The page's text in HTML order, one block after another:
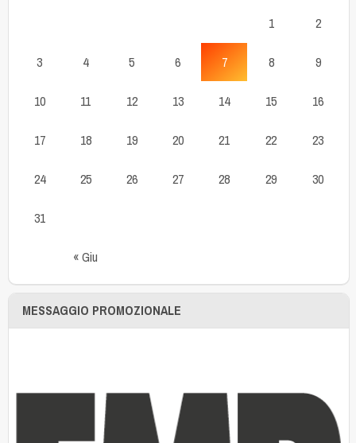
« Giu
1 2
3 4 5 6 7 8 9
10 11 12 13 14 15 16
17 18 19 20 21 22 23
24 25 26 27 28 29 30
31
MESSAGGIO PROMOZIONALE